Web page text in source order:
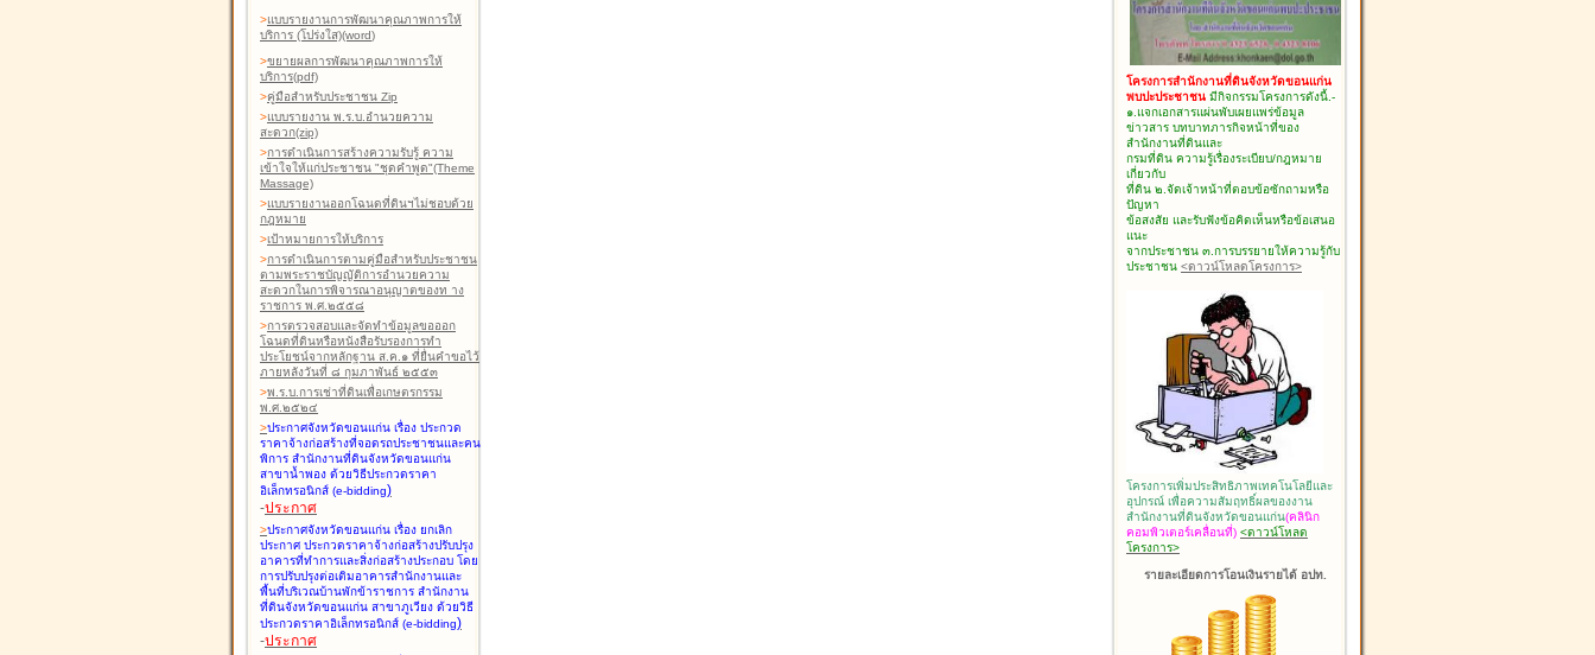
>แบบรายงานการพัฒนาคุณภาพการให้
บริการ (โปร่งใส)(word)
>ขยายผลการพัฒนาคุณภาพการให้
บริการ(pdf)
>คู่มือสำหรับประชาชน Zip
>แบบรายงาน พ.ร.บ.อำนวยความ
สะดวก(zip)
>การดำเนินการสร้างความรับรู้ ความ
เข้าใจให้แก่ประชาชน "ชุดคำพูด"(Theme
Massage)
>แบบรายงานออกโฉนดที่ดินฯไม่ชอบด้วย
กฎหมาย
>เป้าหมายการให้บริการ
>การดำเนินการตามคู่มือสำหรับประชาชน
ตามพระราชบัญญัติการอำนวยความ
สะดวกในการพิจารณาอนุญาตของท าง
ราชการ พ.ศ.๒๕๕๘
>การตรวจสอบและจัดทำข้อมูลขอออก
โฉนดที่ดินหรือหนังสือรับรองการทำ
ประโยชน์จากหลักฐาน ส.ค.๑ ที่ยื่นคำขอไว้
ภายหลังวันที่ ๘ กุมภาพันธ์ ๒๕๕๓
>พ.ร.บ.การเช่าที่ดินเพื่อเกษตรกรรม
พ.ศ.๒๕๒๔
>ประกาศจังหวัดขอนแก่น เรื่อง ประกวด
ราคาจ้างก่อสร้างที่จอดรถประชาชนและคน
พิการ สำนักงานที่ดินจังหวัดขอนแก่น
สาขาน้ำพอง ด้วยวิธีประกวดราคา
อิเล็กทรอนิกส์ (e-bidding)
-ประกาศ
>ประกาศจังหวัดขอนแก่น เรื่อง ยกเลิก
ประกาศ ประกวดราคาจ้างก่อสร้างปรับปรุง
อาคารที่ทำการและสิ่งก่อสร้างประกอบ โดย
การปรับปรุงต่อเติมอาคารสำนักงานและ
พื้นที่บริเวณบ้านพักข้าราชการ สำนักงาน
ที่ดินจังหวัดขอนแก่น สาขาภูเวียง ด้วยวิธี
ประกวดราคาอิเล็กทรอนิกส์ (e-bidding)
-ประกาศ
โครงการสำนักงานที่ดินจังหวัดขอนแก่น
พบปะประชาชน มีกิจกรรมโครงการดังนี้.-
๑.แจกเอกสารแผ่นพับเผยแพร่ข้อมูล
ข่าวสาร บทบาทภารกิจหน้าที่ของ
สำนักงานที่ดินและ
กรมที่ดิน ความรู้เรื่องระเบียบ/กฎหมาย
เกี่ยวกับ
ที่ดิน ๒.จัดเจ้าหน้าที่ตอบข้อซักถามหรือ
ปัญหา
ข้อสงสัย และรับฟังข้อคิดเห็นหรือข้อเสนอ
แนะ
จากประชาชน ๓.การบรรยายให้ความรู้กับ
ประชาชน <ดาวน์โหลดโครงการ>
โครงการเพิ่มประสิทธิภาพเทคโนโลยีและ
อุปกรณ์ เพื่อความสัมฤทธิ์ผลของงาน
สำนักงานที่ดินจังหวัดขอนแก่น(คลินิก
คอมพิวเตอร์เคลื่อนที่) <ดาวน์โหลด
โครงการ>
รายละเอียดการโอนเงินรายได้ อปท.